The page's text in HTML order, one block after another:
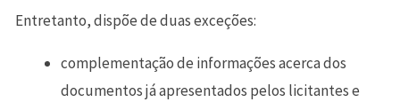
Entretanto, dispõe de duas exceções:
complementação de informações acerca dos
documentos já apresentados pelos licitantes e